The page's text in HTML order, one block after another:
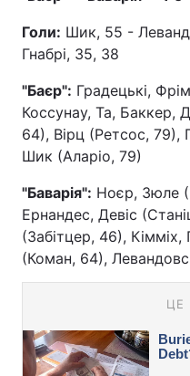
Голи: Шик, 55 -
Гнабрі, 35, 38
"Баєр": Градецькі,
Коссунау, Та, Баккер,
64), Вірц (Ретсос, 79),
Шик (Аларіо, 79)
"Баварія": Ноєр, Зюле
Ернандес, Девіс
(Забітцер, 46),
(Коман, 64),